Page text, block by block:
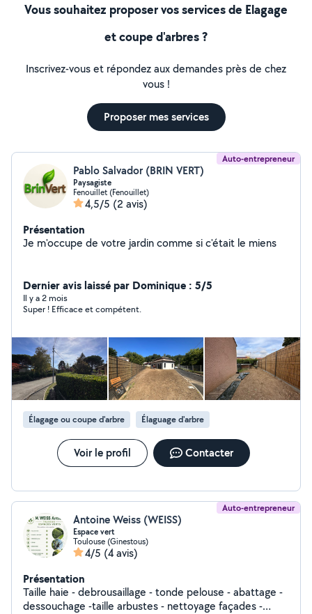
Vous souhaitez proposer vos services de Elagage
et coupe d'arbres ?
Inscrivez-vous et répondez aux demandes près de chez
vous !
Proposer mes services
Auto-entrepreneur
Pablo Salvador (BRIN VERT)
Paysagiste
Fenouillet (Fenouillet)
4,5/5 (2 avis)
Présentation
Je m'occupe de votre jardin comme si c'était le miens
Dernier avis laissé par Dominique : 5/5
Il y a 2 mois
Super ! Efficace et compétent.
Élagage ou coupe d'arbre Élaguage d'arbre
Voir le profil Contacter
Auto-entrepreneur
Antoine Weiss (WEISS)
Espace vert
Toulouse (Ginestous)
4/5 (4 avis)
Présentation
Taille haie - debrousaillage - tonde pelouse - abattage -
dessouchage -taille arbustes - nettoyage façades -